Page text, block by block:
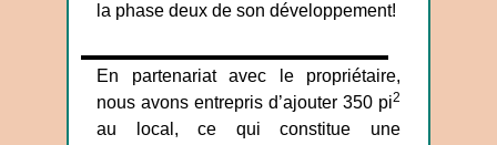
la phase deux de son développement!
En partenariat avec le propriétaire,
nous avons entrepris d’ajouter 350 pi2
au local, ce qui constitue une